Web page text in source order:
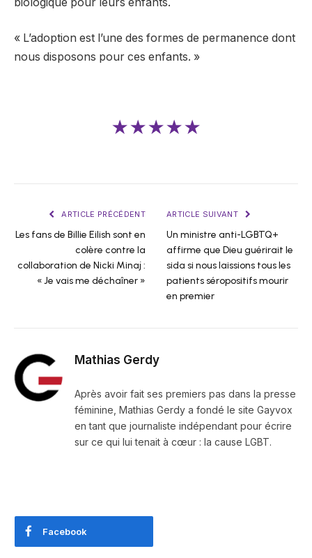
« L’adoption est l’une des formes de permanence dont
nous disposons pour ces enfants. »
★★★★★
ARTICLE PRÉCÉDENT
Les fans de Billie Eilish sont en
colère contre la
collaboration de Nicki Minaj :
« Je vais me déchaîner »
ARTICLE SUIVANT
Un ministre anti-LGBTQ+
affirme que Dieu guérirait le
sida si nous laissions tous les
patients séropositifs mourir
en premier
Mathias Gerdy
Après avoir fait ses premiers pas dans la presse
féminine, Mathias Gerdy a fondé le site Gayvox
en tant que journaliste indépendant pour écrire
sur ce qui lui tenait à cœur : la cause LGBT.
Facebook